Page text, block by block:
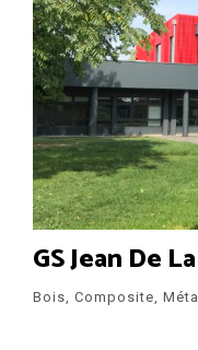
GS Jean De
Bois, Composite, Métal